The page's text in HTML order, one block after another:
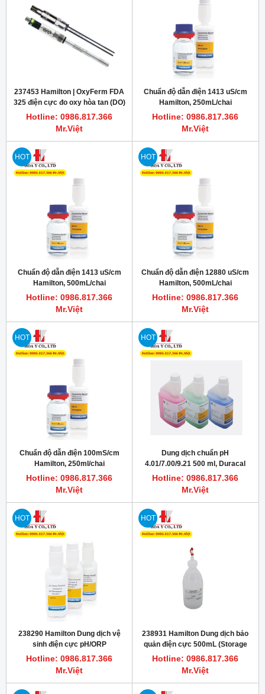
237453 Hamilton | OxyFerm FDA
325 điện cực đo oxy hòa tan (DO)
Hotline: 0986.817.366
Mr.Việt
Chuẩn độ dẫn điện 1413 uS/cm
Hamilton, 250mL/chai
(conductivity standard)
Hotline: 0986.817.366
Mr.Việt
HOT
Chuẩn độ dẫn điện 1413 uS/cm
Hamilton, 500mL/chai
(conductivity standard)
Hotline: 0986.817.366
Mr.Việt
HOT
Chuẩn độ dẫn điện 12880 uS/cm
Hamilton, 500mL/chai
Hotline: 0986.817.366
Mr.Việt
HOT
Chuẩn độ dẫn điện 100mS/cm
Hamilton, 250ml/chai
Hotline: 0986.817.366
Mr.Việt
HOT
Dung dịch chuẩn pH
4.01/7.00/9.21 500 ml, Duracal
Hamilton
Hotline: 0986.817.366
Mr.Việt
HOT
238290 Hamilton Dung dịch vệ
sinh điện cực pH/ORP
Hotline: 0986.817.366
Mr.Việt
HOT
238931 Hamilton Dung dịch bảo
quản điện cực 500mL (Storage
solution)
Hotline: 0986.817.366
Mr.Việt